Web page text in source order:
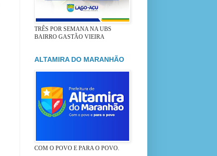
TRÊS POR SEMANA NA UBS
BAIRRO GASTÃO VIEIRA
ALTAMIRA DO MARANHÃO
COM O POVO E PARA O POVO.